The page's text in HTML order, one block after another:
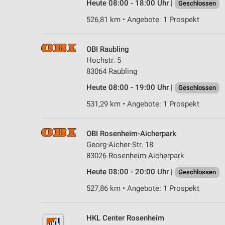
Heute 08:00 - 18:00 Uhr | Geschlossen
526,81 km • Angebote: 1 Prospekt
OBI Raubling
Hochstr. 5
83064 Raubling
Heute 08:00 - 19:00 Uhr |
Geschlossen
531,29 km • Angebote: 1 Prospekt
OBI Rosenheim-Aicherpark
Georg-Aicher-Str. 18
83026 Rosenheim-Aicherpark
Heute 08:00 - 20:00 Uhr |
Geschlossen
527,86 km • Angebote: 1 Prospekt
HKL Center Rosenheim